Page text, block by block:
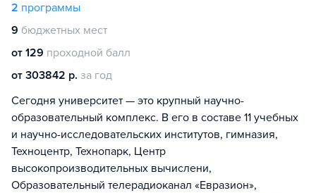
2 программы
9 бюджетных мест
от 129 проходной балл
от 303842 р. за год
Сегодня университет — это крупный научно-
образовательный комплекс. В его в составе 11 учебных
и научно-исследовательских институтов, гимназия,
Техноцентр, Технопарк, Центр
высокопроизводительных вычислени,
Образовательный телерадиоканал «Евразион»,